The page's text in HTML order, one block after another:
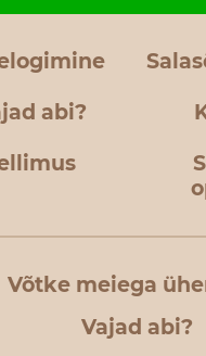
abi?
Võtke meiega
Vajad abi?